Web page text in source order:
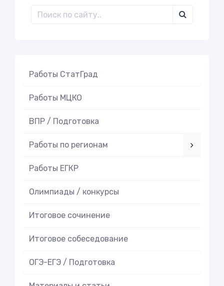
Работы СтатГрад
Работы МЦКО
ВПР / Подготовка
Работы по регионам
Работы ЕГКР
Олимпиады / конкурсы
Итоговое cочинение
Итоговое cобеседование
ОГЭ-ЕГЭ / Подготовка